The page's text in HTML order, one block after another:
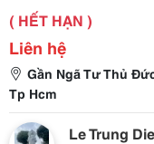
( HẾT HẠN )
Liên hệ
Gần Ngã Tư Thủ
Tp Hcm
Le Trung